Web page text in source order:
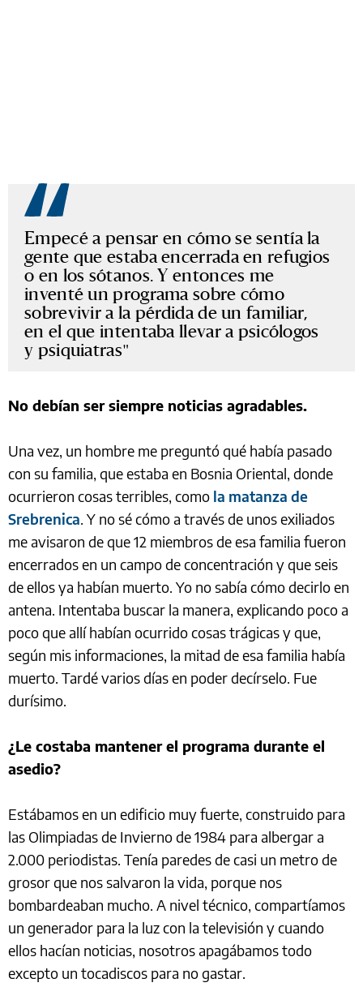
Empecé a pensar en cómo se sentía la
gente que estaba encerrada en refugios
o en los sótanos. Y entonces me
inventé un programa sobre cómo
sobrevivir a la pérdida de un familiar,
en el que intentaba llevar a psicólogos
y psiquiatras
No debían ser siempre noticias agradables.
Una vez, un hombre me preguntó qué había pasado
con su familia, que estaba en Bosnia Oriental, donde
ocurrieron cosas terribles, como la matanza de
Srebrenica. Y no sé cómo a través de unos exiliados
me avisaron de que 12 miembros de esa familia fueron
encerrados en un campo de concentración y que seis
de ellos ya habían muerto. Yo no sabía cómo decirlo en
antena. Intentaba buscar la manera, explicando poco a
poco que allí habían ocurrido cosas trágicas y que,
según mis informaciones, la mitad de esa familia había
muerto. Tardé varios días en poder decírselo. Fue
durísimo.
¿Le costaba mantener el programa durante el
asedio?
Estábamos en un edificio muy fuerte, construido para
las Olimpiadas de Invierno de 1984 para albergar a
2.000 periodistas. Tenía paredes de casi un metro de
grosor que nos salvaron la vida, porque nos
bombardeaban mucho. A nivel técnico, compartíamos
un generador para la luz con la televisión y cuando
ellos hacían noticias, nosotros apagábamos todo
excepto un tocadiscos para no gastar.